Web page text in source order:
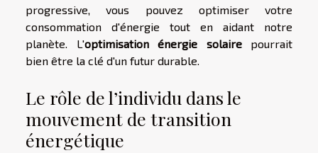
progressive, vous pouvez optimiser votre
consommation d'énergie tout en aidant notre
planète. L'optimisation énergie solairepourrait
bien être la clé d'un futur durable.
Le rôle de l’individu dans le
mouvement de transition
énergétique